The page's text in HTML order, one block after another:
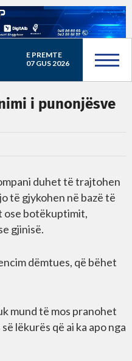
E PREMTE
07 GUS 2026
i punonjësve
duhet të trajtohen
të gjykohen në bazë të
ose botëkuptimit,
gjinisë.
dëmtues, që bëhet
mund të mos pranohet
lëkurës që ai ka apo nga